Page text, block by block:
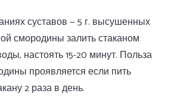
суставов — 5 г. высушенных
смородины залить стаканом
настоять 15-20 минут. Польза
проявляется если пить
2 раза в день.